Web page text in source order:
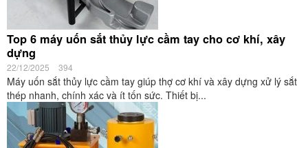
Top 6 máy uốn sắt thủy lực cầm tay cho cơ khí, xây
dựng
22/12/2025 394
Máy uốn sắt thủy lực cầm tay giúp thợ cơ khí và xây dựng xử lý sắt
thép nhanh, chính xác và ít tốn sức. Thiết bị...